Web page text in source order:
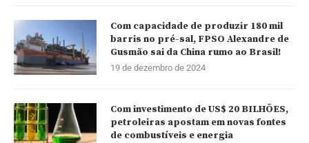
Com capacidade de produzir 180 mil
barris no pré-sal, FPSO Alexandre de
Gusmão sai da China rumo ao Brasil!
19 de dezembro de 2024
Com investimento de US$ 20 BILHÕES,
petroleiras apostam em novas fontes
de combustíveis e energia